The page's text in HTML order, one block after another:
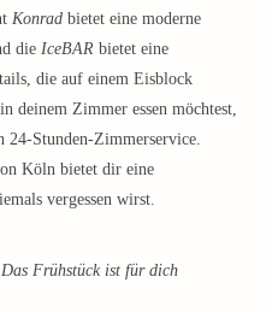
Konrad bietet eine moderne
die IceBAR bietet eine
die auf einem Eisblock
deinem Zimmer essen möchtest,
24-Stunden-Zimmerservice.
Köln bietet dir eine
vergessen wirst.
Das Frühstück ist für dich